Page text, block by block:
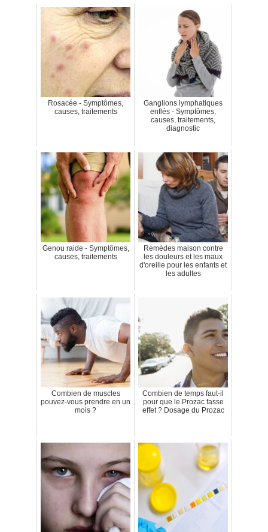
Rosacée - Symptômes,
causes, traitements
Ganglions lymphatiques
enflés - Symptômes,
causes, traitements,
diagnostic
Genou raide - Symptômes,
causes, traitements
Remèdes maison contre
les douleurs et les maux
d'oreille pour les enfants et
les adultes
Combien de muscles
pouvez-vous prendre en un
mois ?
Combien de temps faut-il
pour que le Prozac fasse
effet ? Dosage du Prozac